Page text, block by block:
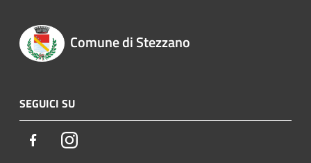
Comune di Stezzano
SEGUICI SU
FacebookInstagram